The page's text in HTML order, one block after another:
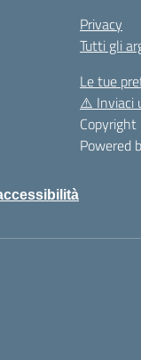
Privacy
Tutti gli
Le tue
⚠️ Inviaci
Powered